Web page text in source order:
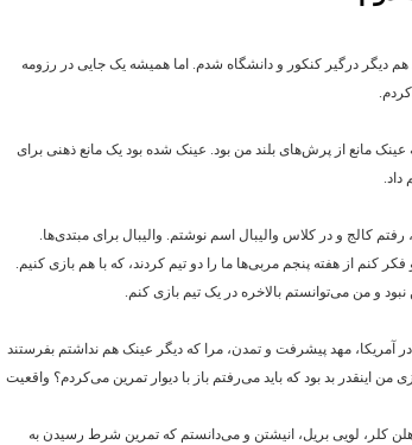
دیگر درگیر کنکور و دانشگاه شدم. اما همیشه یک جایی در رزومه‌
مانع از پرش‌های بلند من بود. عینک شده بود یک مانع ذهنی برای
کالج و در کلاس والیبال اسم نوشتم. والیبال برای مبتدی‌ها.
کنم از هفته پنجم مربی‌ها ما را دو تیم کردند، که با هم بازی کنیم.
و من می‌توانستم بالاخره در یک تیم بازی کنم.
آمریکا، مهد پیشرفت و تمدن، مرا که دیگر عینک هم نداشتم بفرستند
من اینقدر بد بود که باید می‌رفتم باز با دیوار تمرین می‌کردم؟ واقعیت
کلر، لویی بریل، انیشتن و می‌دانستم که تمرین شرط رسیدن به